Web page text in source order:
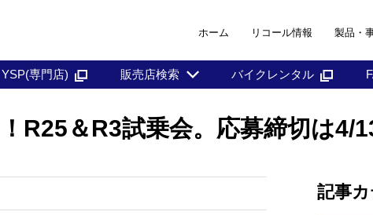
ホーム リコール情報 製品・
YSP(専門店) 販売店検索 バイクレンタル
R25＆R3試乗会。応募締切は4/
記事